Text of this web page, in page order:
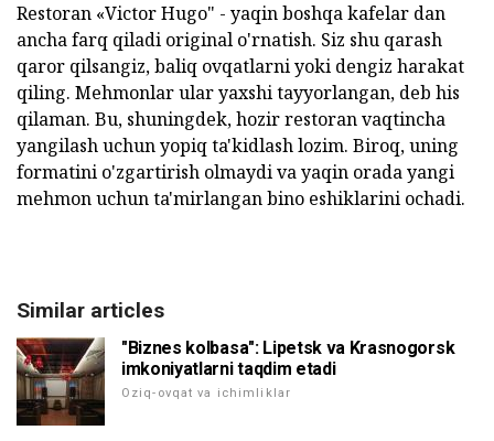
Restoran «Victor Hugo" - yaqin boshqa kafelar dan
ancha farq qiladi original o'rnatish. Siz shu qarash
qaror qilsangiz, baliq ovqatlarni yoki dengiz harakat
qiling. Mehmonlar ular yaxshi tayyorlangan, deb his
qilaman. Bu, shuningdek, hozir restoran vaqtincha
yangilash uchun yopiq ta'kidlash lozim. Biroq, uning
formatini o'zgartirish olmaydi va yaqin orada yangi
mehmon uchun ta'mirlangan bino eshiklarini ochadi.
Similar articles
"Biznes kolbasa": Lipetsk va Krasnogorsk
imkoniyatlarni taqdim etadi
Oziq-ovqat va ichimliklar